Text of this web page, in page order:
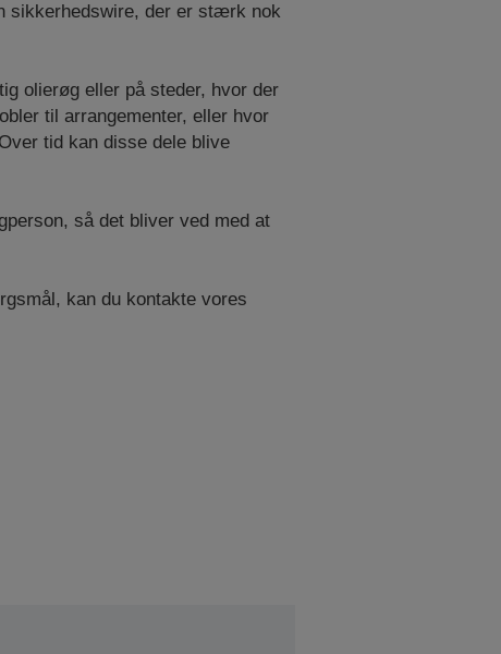
sikkerhedswire, der er stærk nok
olierøg eller på steder, hvor der
til arrangementer, eller hvor
tid kan disse dele blive
så det bliver ved med at
kan du kontakte vores